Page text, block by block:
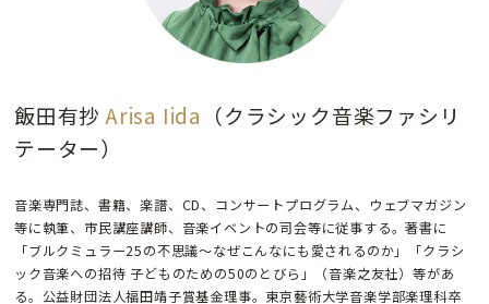
飯田有抄 Arisa Iida （クラシック音楽ファシリ
テーター）
音楽専門誌、書籍、楽譜、CD、コンサートプログラム、ウェブマガジン
等に執筆、市民講座講師、音楽イベントの司会等に従事する。著書に
「ブルクミュラー25の不思議〜なぜこんなにも愛されるのか」「クラシ
ック音楽への招待 子どものための50のとびら」（音楽之友社）等があ
る。公益財団法人福田靖子賞基金理事。東京藝術大学音楽学部楽理科卒